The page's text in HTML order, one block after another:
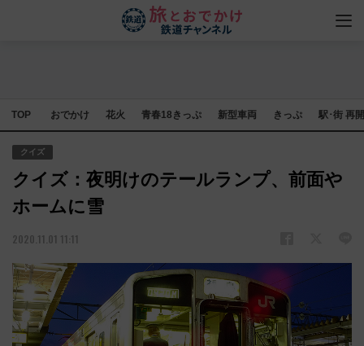
TOP おでかけ 花火 青春18きっぷ 新型車両 きっぷ 駅･街 再
クイズ
クイズ：夜明けのテールランプ、前面や
ホームに雪
2020.11.01 11:11